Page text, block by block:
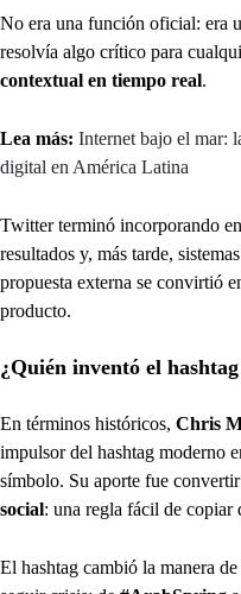
No era una función oficial: era
resolvía algo crítico para
contextual en tiempo real.
Lea más: Internet bajo el mar:
digital en América Latina
Twitter terminó incorporando
resultados y, más tarde,
propuesta externa se convirtió
producto.
¿Quién inventó el
En términos históricos, Chris
impulsor del hashtag moderno
símbolo. Su aporte fue
social: una regla fácil de copiar
El hashtag cambió la manera